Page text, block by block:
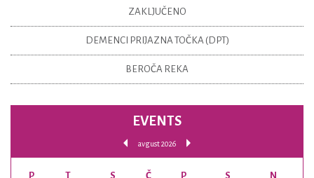
ZAKLJUČENO
DEMENCI PRIJAZNA TOČKA (DPT)
BEROČA REKA
EVENTS
avgust 2026
P T S Č P S N